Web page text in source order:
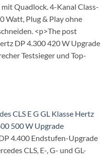
mit Quadlock. 4-Kanal Class-
Watt, Plug & Play ohne
<p>The post
DP 4.300 420 W Upgrade
Testsieger und Top-
CLS E G GL Klasse Hertz
500 W Upgrade
4.400 Endstufen-Upgrade
CLS, E-, G- und GL-